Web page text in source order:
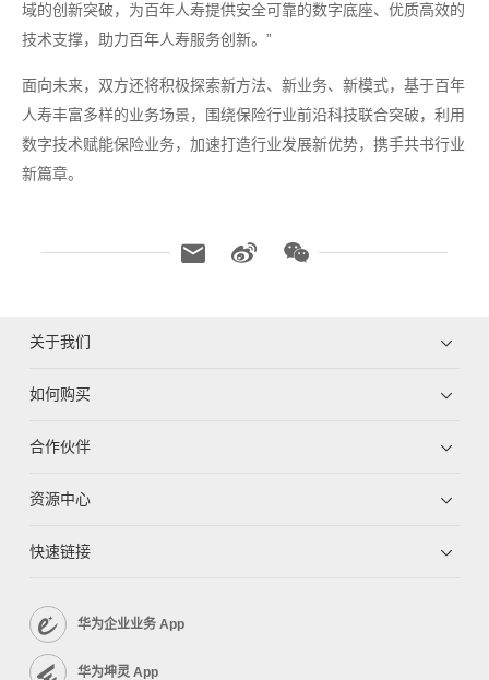
域的创新突破，为百年人寿提供安全可靠的数字底座、优质高效的
技术支撑，助力百年人寿服务创新。”
面向未来，双方还将积极探索新方法、新业务、新模式，基于百年
人寿丰富多样的业务场景，围绕保险行业前沿科技联合突破，利用
数字技术赋能保险业务，加速打造行业发展新优势，携手共书行业
新篇章。
关于我们
如何购买
合作伙伴
资源中心
快速链接
华为企业业务 App
华为坤灵 App